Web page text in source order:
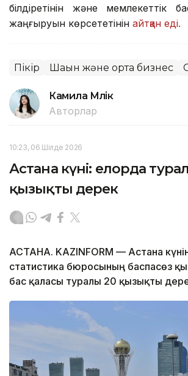
білдіретінін және мемлекеттік
жаңғыруын көрсететінін айтқан еді.
Пікір Шағын және орта бизнес
Камила Мүлік
Авторлар
10:23, 06 Шілде 2026
Астана күні: елорда
қызықты дерек
АСТАНА. KAZINFORM — Астана
статистика бюросының баспасөз
бас қаласы туралы 20 қызықты